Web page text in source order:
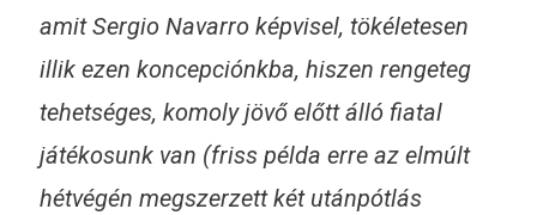
amit Sergio Navarro képvisel, tökéletesen
illik ezen koncepciónkba, hiszen rengeteg
tehetséges, komoly jövő előtt álló fiatal
játékosunk van (friss példa erre az elmúlt
hétvégén megszerzett két utánpótlás